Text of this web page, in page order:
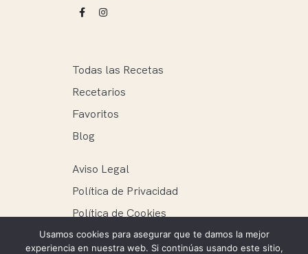
Todas las Recetas
Recetarios
Favoritos
Blog
Aviso Legal
Política de Privacidad
Política de Cookies
Usamos cookies para asegurar que te damos la mejor
experiencia en nuestra web. Si continúas usando este sitio,